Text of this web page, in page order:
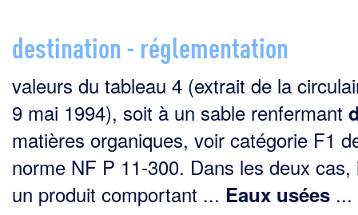
destination - réglementation
valeurs du tableau 4 (extrait de la
9 mai 1994), soit à un sable renfermant
matières organiques, voir catégorie F1
norme NF P 11-300. Dans les deux cas,
un produit comportant ... Eaux usées ...